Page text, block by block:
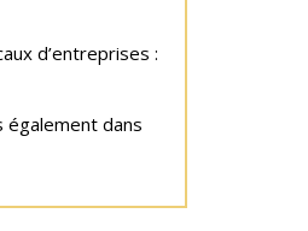
d’entreprises :
également dans